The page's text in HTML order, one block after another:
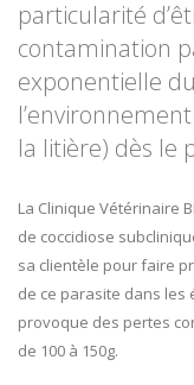
particularité
contamination
exponentielle
la litière) dès le
La Clinique Vétérinaire
de coccidiose
sa clientèle pour faire
de ce parasite dans les
provoque des pertes
de 100 à 150g.